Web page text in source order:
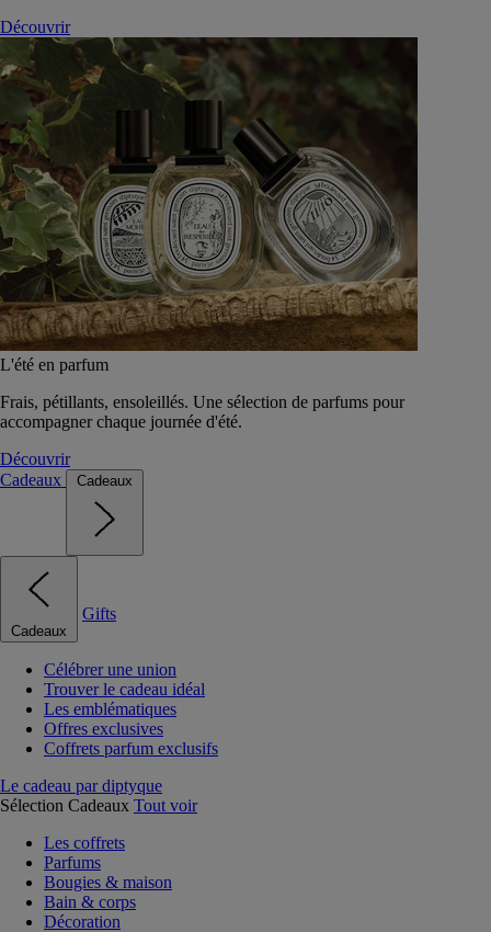
Découvrir
L'été en parfum
Frais, pétillants, ensoleillés. Une sélection de parfums pour
accompagner chaque journée d'été.
Découvrir
Cadeaux
Cadeaux
Cadeaux
Gifts
Célébrer une union
Trouver le cadeau idéal
Les emblématiques
Offres exclusives
Coffrets parfum exclusifs
Le cadeau par diptyque
Sélection Cadeaux Tout voir
Les coffrets
Parfums
Bougies & maison
Bain & corps
Décoration